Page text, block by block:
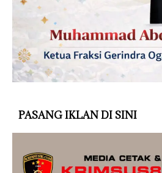
PASANG IKLAN DI SINI